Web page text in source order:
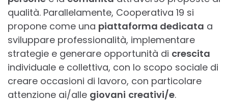
qualità. Parallelamente, Cooperativa 19 si
propone come una piattaforma dedicata a
sviluppare professionalità, implementare
strategie e generare opportunità di crescita
individuale e collettiva, con lo scopo sociale di
creare occasioni di lavoro, con particolare
attenzione ai/alle giovani creativi/e.